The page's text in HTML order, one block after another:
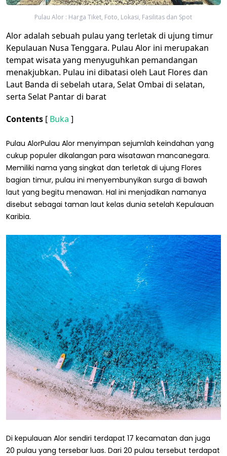
Pulau Alor : Harga Tiket, Foto, Lokasi, Fasilitas dan Spot
Alor adalah sebuah pulau yang terletak di ujung timur
Kepulauan Nusa Tenggara. Pulau Alor ini merupakan
tempat wisata yang menyuguhkan pemandangan
menakjubkan. Pulau ini dibatasi oleh Laut Flores dan
Laut Banda di sebelah utara, Selat Ombai di selatan,
serta Selat Pantar di barat
Contents [ Buka ]
Pulau AlorPulau Alor menyimpan sejumlah keindahan yang
cukup populer dikalangan para wisatawan mancanegara.
Memiliki nama yang singkat dan terletak di ujung Flores
bagian timur, pulau ini menyembunyikan surga di bawah
laut yang begitu menawan. Hal ini menjadikan namanya
disebut sebagai taman laut kelas dunia setelah Kepulauan
Karibia.
Di kepulauan Alor sendiri terdapat 17 kecamatan dan juga
20 pulau yang tersebar luas. Dari 20 pulau tersebut terdapat